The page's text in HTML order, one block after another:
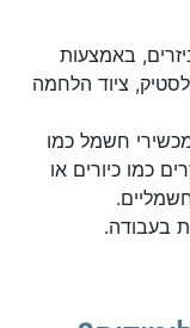
באמצעות
ציוד הלחמה
חשמל כמו
כמו כיורים או
בעבודה.